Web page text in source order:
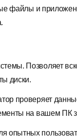
файлы и
Позволяет
диски.
проверяет
на вашем ПК
опытных